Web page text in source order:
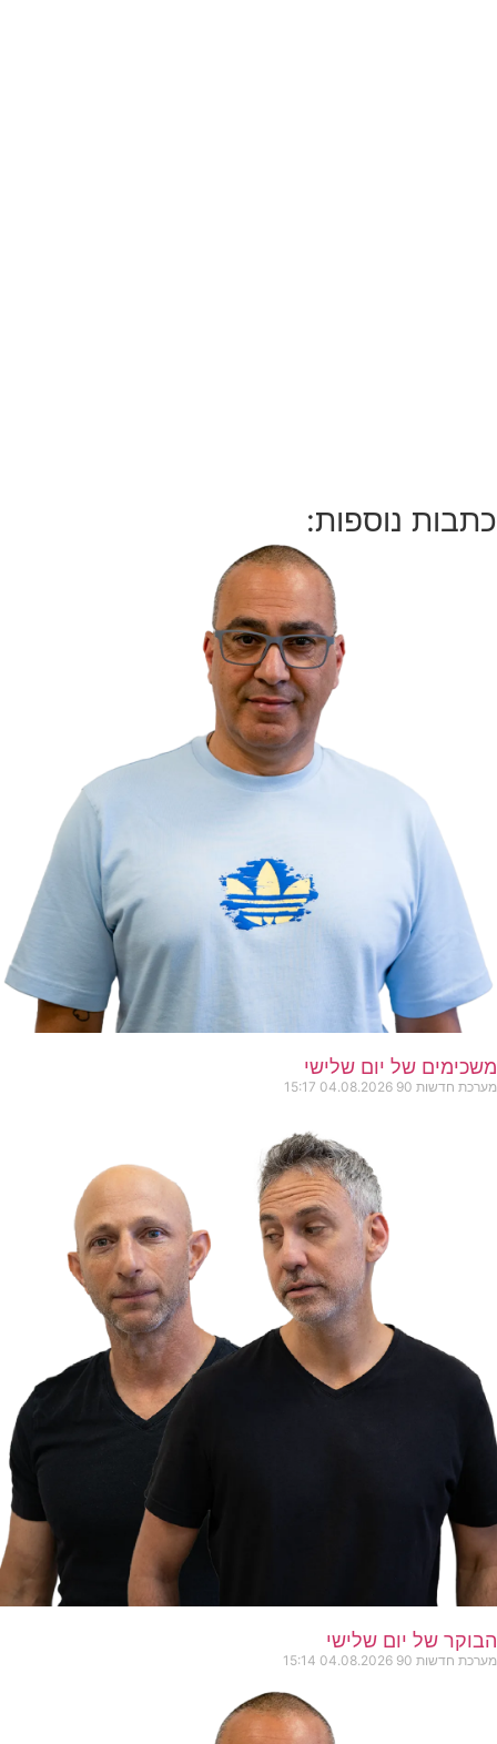
כתבות נוספות:
משכימים של יום שלישי
מערכת חדשות 90 04.08.2026
15:17
הבוקר של יום שלישי
מערכת חדשות 90 04.08.2026
15:14